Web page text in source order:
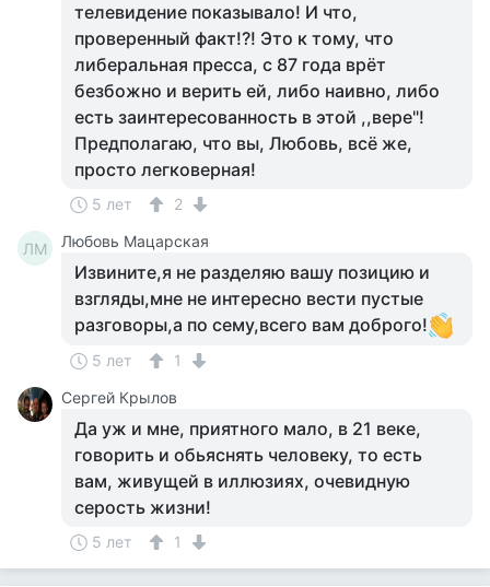
телевидение показывало! И что,
проверенный факт!?! Это к тому, что
либеральная пресса, с 87 года врёт
безбожно и верить ей, либо наивно, либо
есть заинтересованность в этой ,,вере"!
Предполагаю, что вы, Любовь, всё же,
просто легковерная!
5 лет 2
ЛМ Любовь Мацарская
Извините,я не разделяю вашу позицию и
взгляды,мне не интересно вести пустые
разговоры,а по сему,всего вам доброго!
5 лет
1
Сергей Крылов
Да уж и мне, приятного мало, в 21 веке,
говорить и обьяснять человеку, то есть
вам, живущей в иллюзиях, очевидную
серость жизни!
5 лет 1